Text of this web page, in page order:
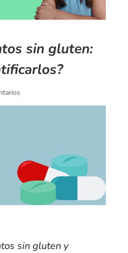
sin gluten:
sin gluten y